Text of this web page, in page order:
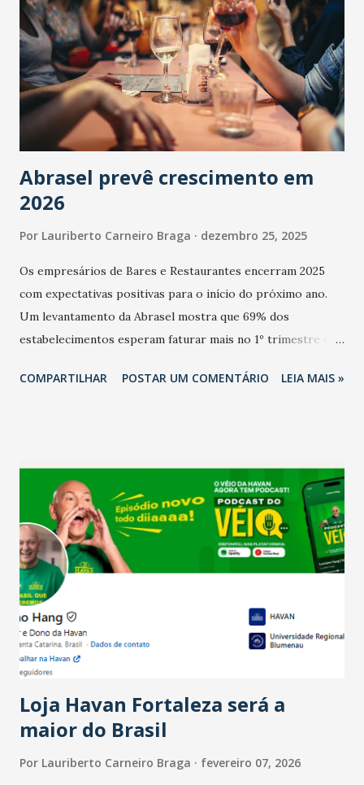
Abrasel prevê crescimento em
2026
Por Lauriberto Carneiro Braga dezembro 25, 2025
Os empresários de Bares e Restaurantes encerram 2025
com expectativas positivas para o início do próximo ano.
Um levantamento da Abrasel mostra que 69% dos
estabelecimentos esperam faturar mais no 1º trimestre de
relação ao último trimestre deste ano, 56% também
confraternizações de fim de ano e pelo pagamento do 13º
Salário para um número maior de trabalhadores, já que o
país tem a menor taxa de desemprego dos anos recentes.
Ainda segundo a Pesquisa, em novembro de 2025, 40% dos
bares e restaurantes operaram com lucro e outros 40%
registraram equilíbrio financeiro. Já o percentual de
estabelecimentos no prejuízo ficou em 19%, pouco abaixo
do observado no mês anterior. Outros 1% não existiam em
novembro. Em relação a outubro, o faturamento também
cresceu. De acordo com a pesquisa, 44% dos n...
COMPARTILHAR POSTAR UM COMENTÁRIO LEIA MAIS »
Loja Havan Fortaleza será a
maior do Brasil
Por Lauriberto Carneiro Braga fevereiro 07, 2026